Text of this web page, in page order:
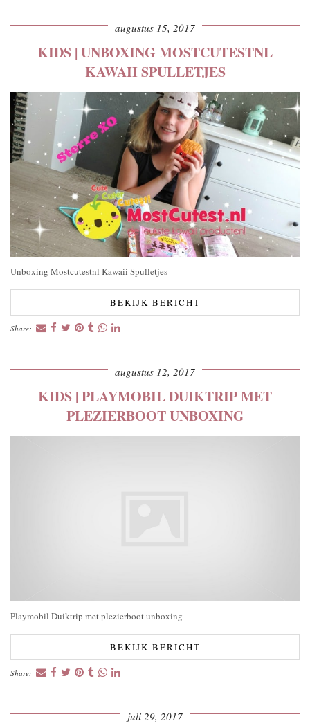
augustus 15, 2017
KIDS | UNBOXING MOSTCUTESTNL
KAWAII SPULLETJES
Unboxing Mostcutestnl Kawaii Spulletjes
BEKIJK BERICHT
Share:
augustus 12, 2017
KIDS | PLAYMOBIL DUIKTRIP MET
PLEZIERBOOT UNBOXING
Playmobil Duiktrip met plezierboot unboxing
BEKIJK BERICHT
Share:
juli 29, 2017